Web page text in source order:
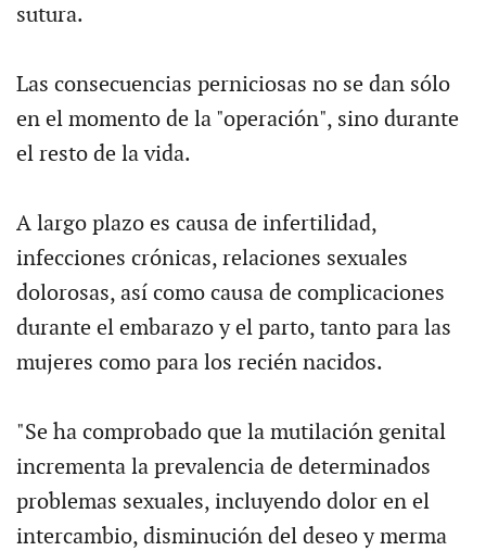
sutura.
Las consecuencias perniciosas no se dan sólo
en el momento de la "operación", sino durante
el resto de la vida.
A largo plazo es causa de infertilidad,
infecciones crónicas, relaciones sexuales
dolorosas, así como causa de complicaciones
durante el embarazo y el parto, tanto para las
mujeres como para los recién nacidos.
"Se ha comprobado que la mutilación genital
incrementa la prevalencia de determinados
problemas sexuales, incluyendo dolor en el
intercambio, disminución del deseo y merma